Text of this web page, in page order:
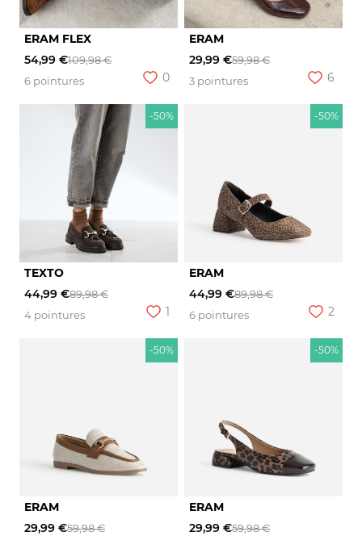
ERAM FLEX
54,99 €109,98 €
6 pointures
0
ERAM
29,99 €59,98 €
3 pointures
6
-50%
TEXTO
44,99 €89,98 €
4 pointures
1
-50%
ERAM
44,99 €89,98 €
6 pointures
2
-50%
ERAM
29,99 €59,98 €
-50%
ERAM
29,99 €59,98 €